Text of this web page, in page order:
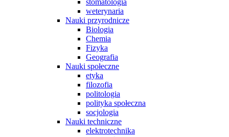
stomatologia
weterynaria
Nauki przyrodnicze
Biologia
Chemia
Fizyka
Geografia
Nauki społeczne
etyka
filozofia
politologia
polityka społeczna
socjologia
Nauki techniczne
elektrotechnika